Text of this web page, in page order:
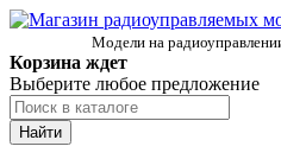
Модели на
Корзина ждет
Выберите любое предложение
Найти